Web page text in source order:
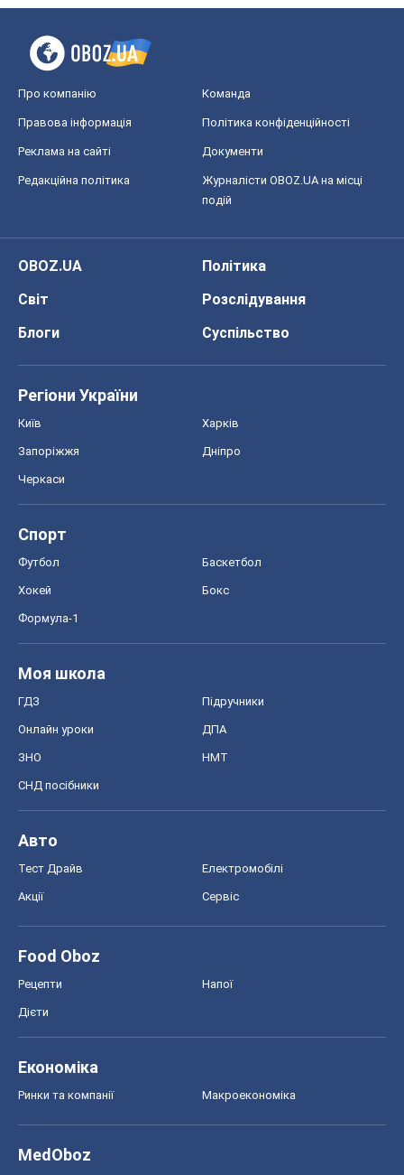
Про компанію Команда
Правова інформація Політика конфіденційності
Реклама на сайті Документи
Редакційна політика
Журналісти OBOZ.UA на місці
подій
OBOZ.UA
Політика
Світ
Розслідування
Блоги
Суспільство
Регіони України
Київ Харків
Запоріжжя Дніпро
Черкаси
Спорт
Футбол Баскетбол
Хокей Бокс
Формула-1
Моя школа
ГДЗ Підручники
Онлайн уроки ДПА
ЗНО НМТ
СНД посібники
Авто
Тест Драйв Електромобілі
Акції Сервіс
Food Oboz
Рецепти Напої
Дієти
Економіка
Ринки та компанії Макроекономіка
MedOboz